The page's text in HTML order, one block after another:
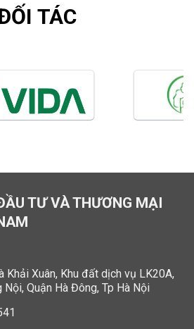
TÁC
TƯ VÀ THƯƠNG MẠI
Khải Xuân, Khu đất dịch vụ LK20A,
Quận Hà Đông, Tp Hà Nội